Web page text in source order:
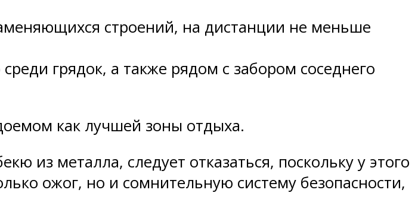
строений, на дистанции не меньше
грядок, а также рядом с забором соседнего
как лучшей зоны отдыха.
из металла, следует отказаться, поскольку у этого
ожог, но и сомнительную систему безопасности,